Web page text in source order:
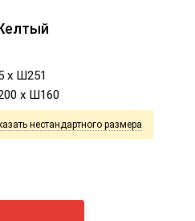
x Ш251
x Ш160
нестандартного размера